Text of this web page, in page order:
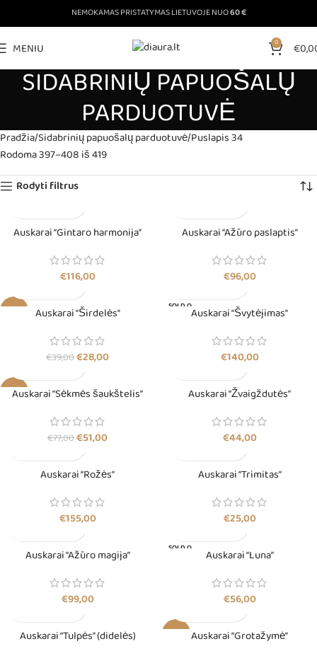
NEMOKAMAS PRISTATYMAS LIETUVOJE NUO60 €
MENIU 0 €
SIDABRINIŲ PAPUOŠALŲ
PARDUOTUVĖ
Pradžia Sidabrinių papuošalų parduotuvė Puslapis 34
Rodoma 397–408 iš 419
Rodyti filtrus
Auskarai “Gintaro harmonija”
€116,00
Auskarai “Ažūro paslaptis”
€96,00
-28% Auskarai “Širdelės”
€39,00€28,00
SOLD OAuskarai “Švytėjimas”
€140,00
-34%
Auskarai “Sėkmės šaukštelis”
€77,00€51,00
Auskarai “Žvaigždutės”
€44,00
Auskarai “Rožės”
€155,00
Auskarai “Trimitas”
€25,00
Auskarai “Ažūro magija”
€99,00
SOLD O Auskarai “Luna”
€56,00
Auskarai “Tulpės” (didelės) -30% Auskarai “Grotažymė”